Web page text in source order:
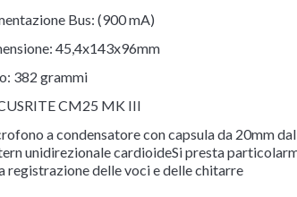
Bus: (900 mA)
45,4x143x96mm
382 grammi
CM25 MK III
a condensatore con capsula da 20mm dal
unidirezionale cardioideSi presta
registrazione delle voci e delle chitarre